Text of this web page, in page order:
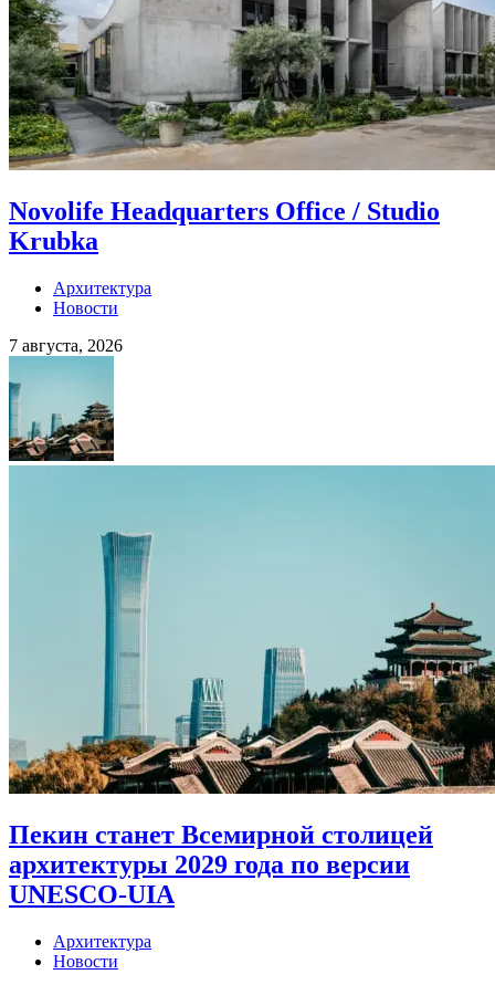
Novolife Headquarters Office / Studio
Krubka
Архитектура
Новости
7 августа, 2026
Пекин станет Всемирной столицей
архитектуры 2029 года по версии
UNESCO-UIA
Архитектура
Новости